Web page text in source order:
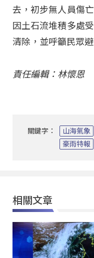
去，初步無人員傷
因土石流堆積多處
清除，並呼籲民眾
責任編輯：林懷恩
關鍵字： 山海氣象
豪雨特報
相關文章